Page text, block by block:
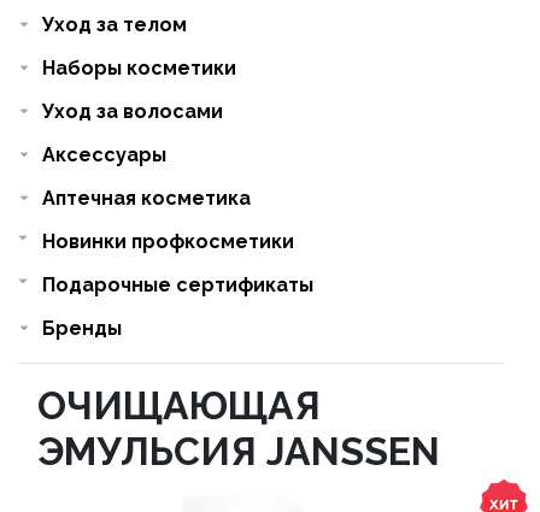
Уход за телом
Наборы косметики
Уход за волосами
Аксессуары
Аптечная косметика
Новинки профкосметики
Подарочные сертификаты
Бренды
ОЧИЩАЮЩАЯ
ЭМУЛЬСИЯ JANSSEN